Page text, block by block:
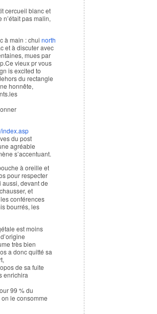
cercueil blanc et
pas malin,
à main : chui north
et à discuter avec
mues par
vieux pr vous
is excited to
du rectangle
honnête,
index.asp
du post
agréable
s’accentuant.
à oreille et
pour respecter
aussi, devant de
et
conférences
bourrés, les
est moins
très bien
a donc quitté sa
de sa fuite
enrichira
99 % du
le consomme